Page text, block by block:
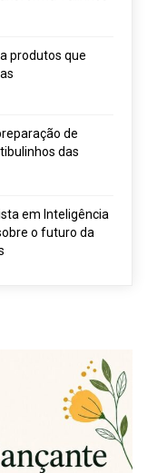
produtos que
de
das
em Inteligência
o futuro da